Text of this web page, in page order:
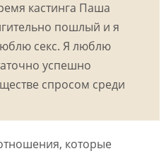
кастинга Паша
пошлый и я
секс. Я люблю
успешно
спросом среди
которые